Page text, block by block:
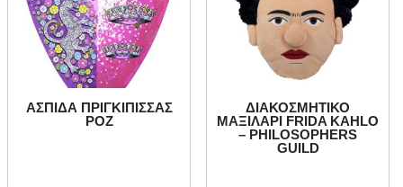
ΑΣΠΙΔΑ ΠΡΙΓΚΙΠΙΣΣΑΣ
ΡΟΖ
ΔΙΑΚΟΣΜΗΤΙΚΟ
ΜΑΞΙΛΑΡΙ FRIDA KAHLO
– PHILOSOPHERS
GUILD